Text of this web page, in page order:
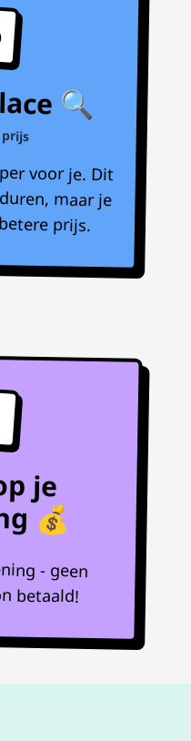
🔍
voor je. Dit
maar je
prijs.
je
💰
- geen
betaald!